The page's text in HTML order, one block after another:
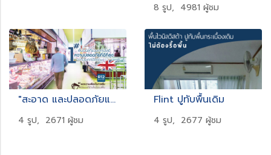
8 รูป, 4981 ผู้ชม
"สะอาด และปลอดภัยแม้ในตลาดสด"
4 รูป, 2671 ผู้ชม
Flint ปูทับพื้นเดิม
4 รูป, 2677 ผู้ชม